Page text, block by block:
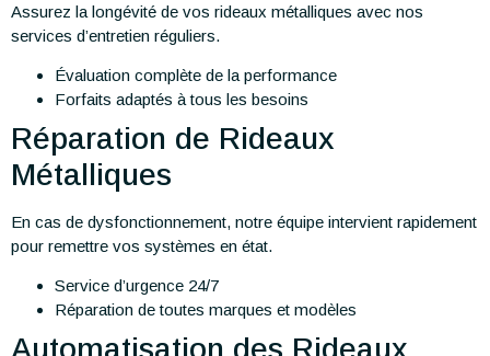
Assurez la longévité de vos rideaux métalliques avec nos
services d’entretien réguliers.
Évaluation complète de la performance
Forfaits adaptés à tous les besoins
Réparation de Rideaux
Métalliques
En cas de dysfonctionnement, notre équipe intervient rapidement
pour remettre vos systèmes en état.
Service d’urgence 24/7
Réparation de toutes marques et modèles